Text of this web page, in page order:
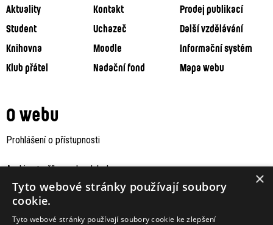
Aktuality Kontakt
Prodej publikací
Student
Uchazeč
Další vzdělávání
Knihovna
Moodle
Informační systém
Klub přátel
Nadační fond Mapa webu
O webu
Prohlášení o přístupnosti
Archiv staršího webu Jaboku ×
Tyto webové stránky používají soubory
cookie.
Tyto webové stránky používají soubory cookie ke zlepšení